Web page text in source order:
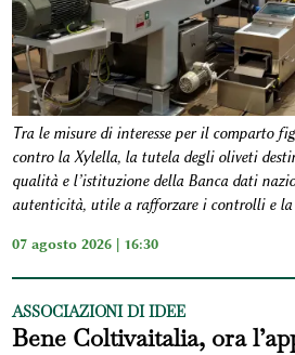
Tra le misure di interesse per il comparto
contro la Xylella, la tutela degli oliveti
qualità e l’istituzione della Banca dati
autenticità, utile a rafforzare i controlli e la
07 agosto 2026 | 16:30
ASSOCIAZIONI DI IDEE
Bene Coltivaitalia, ora